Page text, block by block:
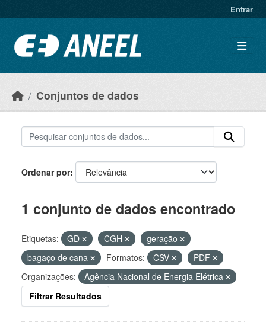
Entrar
Conjuntos de dados
Ordenar por
1 conjunto de dados encontrado
Etiquetas: GD CGH
geração
bagaço de cana
Formatos: CSV
PDF
Organizações:
Agência Nacional de Energia Elétrica
Filtrar Resultados